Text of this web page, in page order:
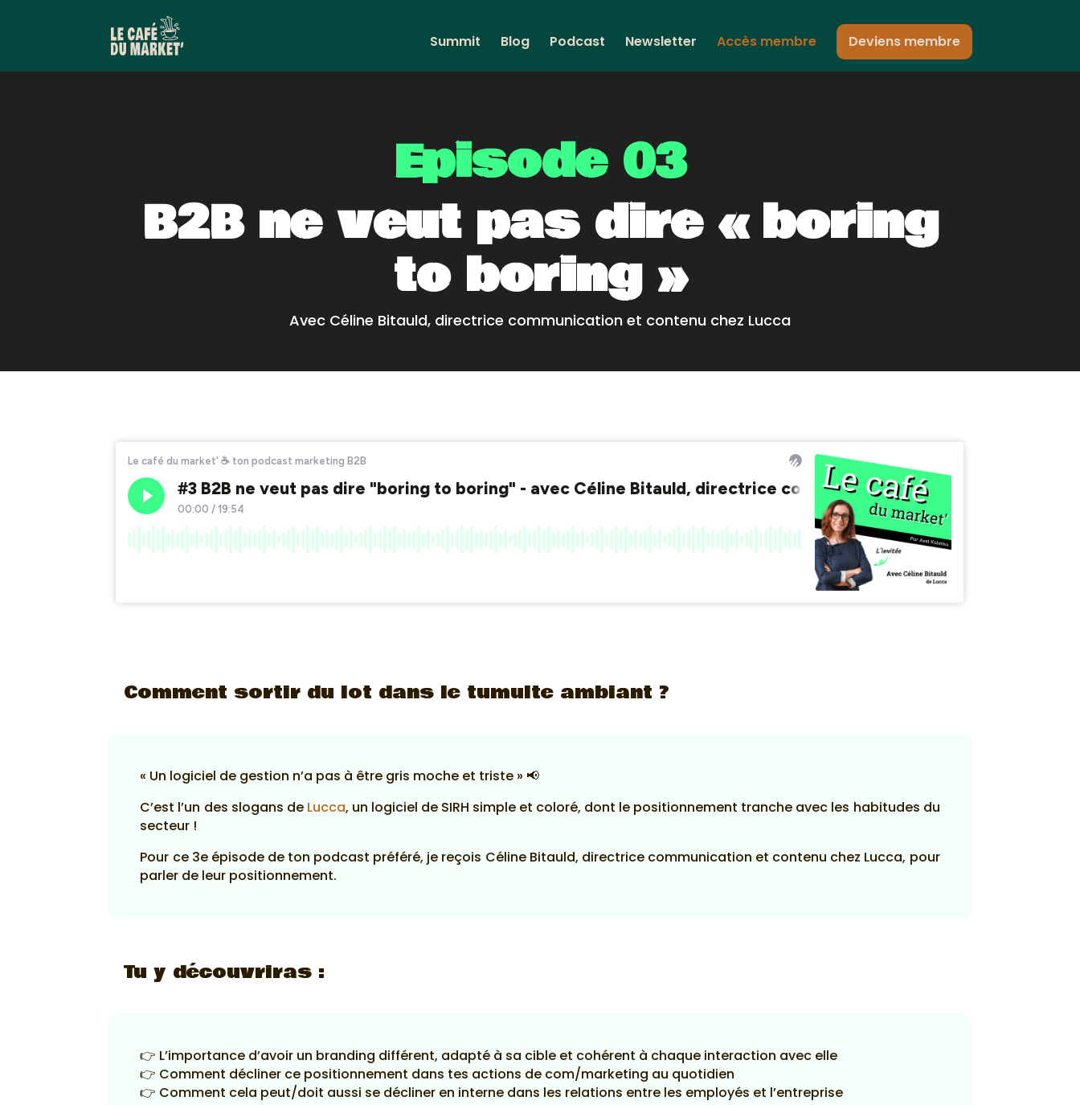
Summit Blog Podcast Newsletter Accès membre Deviens membre
Episode 03
B2B ne veut pas dire « boring
to boring »
Avec Céline Bitauld, directrice communication et contenu chez Lucca
Comment sortir du lot dans le tumulte ambiant ?
« Un logiciel de gestion n’a pas à être gris moche et triste » 📢
C’est l’un des slogans de Lucca, un logiciel de SIRH simple et coloré, dont le positionnement tranche avec les habitudes du
secteur !
Pour ce 3e épisode de ton podcast préféré, je reçois Céline Bitauld, directrice communication et contenu chez Lucca, pour
parler de leur positionnement.
Tu y découvriras :
👉 L’importance d’avoir un branding différent, adapté à sa cible et cohérent à chaque interaction avec elle
👉 Comment décliner ce positionnement dans tes actions de com/marketing au quotidien
👉 Comment cela peut/doit aussi se décliner en interne dans les relations entre les employés et l’entreprise